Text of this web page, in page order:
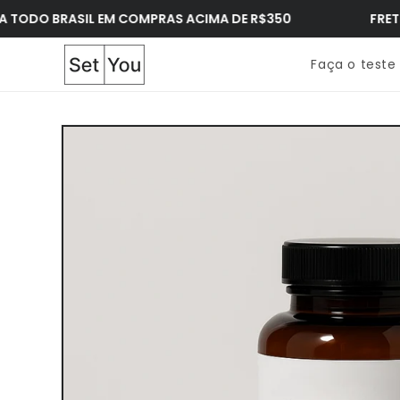
para o
conteúdo
EM COMPRAS ACIMA DE R$350 FRETE
Faça o teste